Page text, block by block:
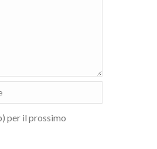
per il prossimo